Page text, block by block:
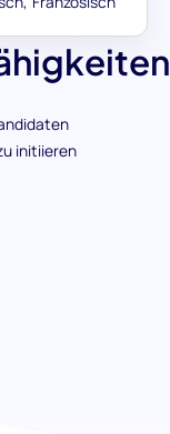
initiieren